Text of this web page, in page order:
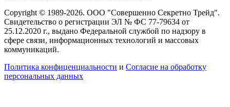
Copyright © 1989-2026. ООО "Совершенно Секретно Трейд".
Свидетельство о регистрации ЭЛ № ФС 77-79634 от
25.12.2020 г., выдано Федеральной службой по надзору в
сфере связи, информационных технологий и массовых
коммуникаций.
Политика конфиценциальности и Согласие на обработку
персональных данных